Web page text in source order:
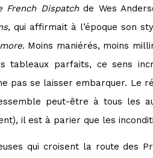
French Dispatchde Wes
, qui affirmait à l’époque son
. Moins maniérés, moins
tableaux parfaits, ce sens
pas se laisser embarquer. Le
peut-être à tous les
il est à parier que les
qui croisent la route des